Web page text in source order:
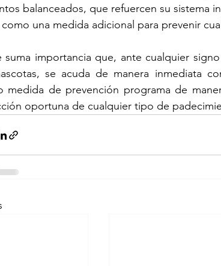
balanceados, que refuercen su sistema
una medida adicional para prevenir
suma importancia que, ante cualquier
se acuda de manera inmediata
medida de prevención programa de
oportuna de cualquier tipo de